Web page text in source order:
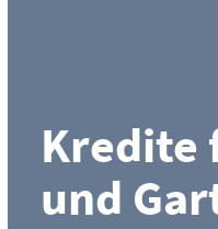
Kredite
und